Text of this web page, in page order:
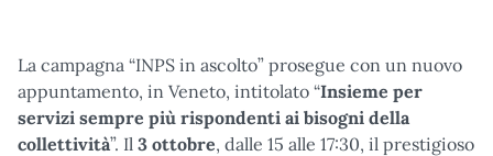
La campagna “INPS in ascolto” prosegue con un nuovo
appuntamento, in Veneto, intitolato “Insieme per
servizi sempre più rispondenti ai bisogni della
collettività”. Il 3 ottobre, dalle 15 alle 17:30, il prestigioso